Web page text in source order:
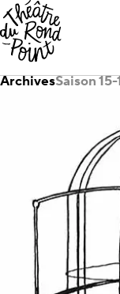
ArchivesSaison 15-